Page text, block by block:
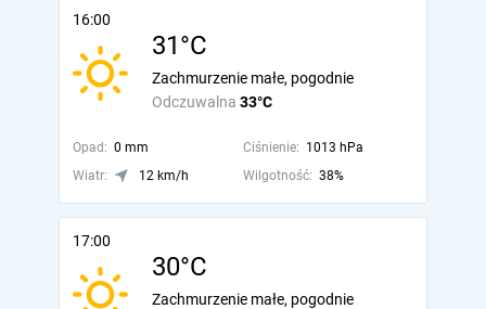
16:00
31°C
Odczuwalna 33°C
Zachmurzenie małe, pogodnie
Opad: 0 mm Ciśnienie: 1013 hPa
Wiatr:
12 km/h Wilgotność: 38%
17:00
30°C
Zachmurzenie małe, pogodnie